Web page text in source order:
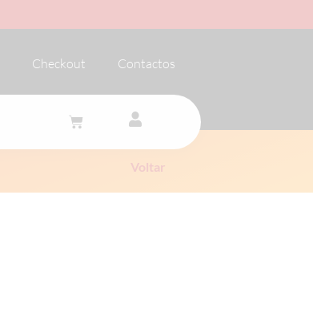
Checkout Contactos
Voltar